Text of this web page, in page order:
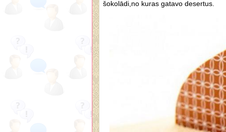
šokolādi,no kuras gatavo desertus.